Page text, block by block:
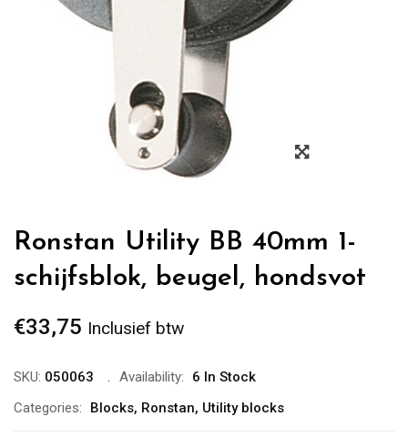
Zoom
Ronstan Utility BB 40mm 1-
schijfsblok, beugel, hondsvot
€33,75 Inclusief btw
SKU: 050063 Availability:
6 In Stock
Categories:
Blocks, Ronstan, Utility blocks